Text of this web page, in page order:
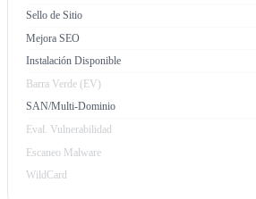
Sello de Sitio
Mejora SEO
Instalación Disponible
Barra Verde (EV)
SAN/Multi-Dominio
Eval. Vulnerabilidad
Escaneo Malware
WildCard